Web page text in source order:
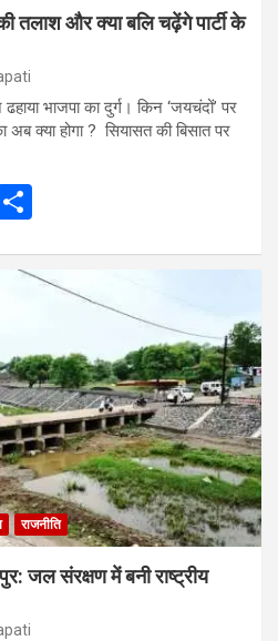
तलाश और क्या बलि चढ़ेंगे पार्टी के
भाजपा का दुर्ग। किन ‘जयचंदों’ पर
अब क्या होगा ? सियासत की बिसात पर
ail ar
राजनीति
जल संरक्षण में बनी राष्ट्रीय